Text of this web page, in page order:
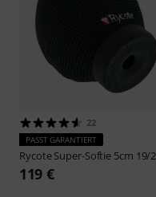
22
PASST GARANTIERT
RycoteSuper-Softie 5cm 19/
119 €